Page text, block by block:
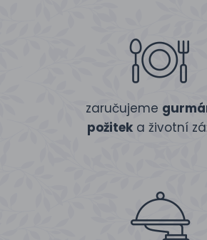
zaručujeme
požiteka životní